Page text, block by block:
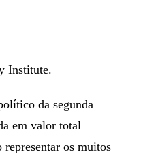
Institute.
da segunda
em valor total
os muitos